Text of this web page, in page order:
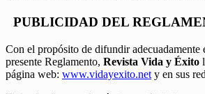
PUBLICIDAD DEL
Con el propósito de difundir adecuadamente
presente Reglamento, Revista Vida y Éxito
página web: www.vidayexito.net y en sus